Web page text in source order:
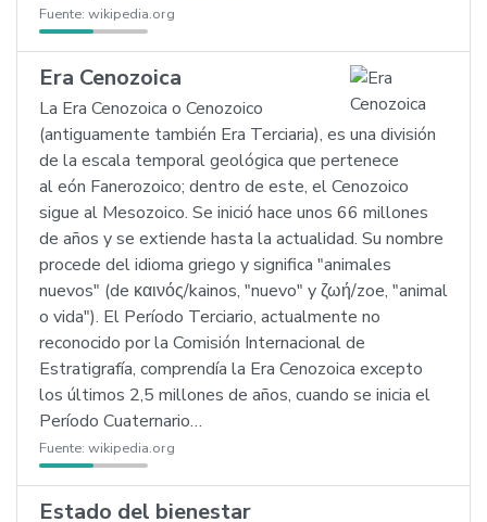
Fuente: wikipedia.org
Era Cenozoica
La Era Cenozoica o Cenozoico
(antiguamente también Era Terciaria), es una división
de la escala temporal geológica que pertenece
al eón Fanerozoico; dentro de este, el Cenozoico
sigue al Mesozoico. Se inició hace unos 66 millones
de años y se extiende hasta la actualidad. Su nombre
procede del idioma griego y significa "animales
nuevos" (de καινός/kainos, "nuevo" y ζωή/zoe, "animal
o vida"). El Período Terciario, actualmente no
reconocido por la Comisión Internacional de
Estratigrafía, comprendía la Era Cenozoica excepto
los últimos 2,5 millones de años, cuando se inicia el
Período Cuaternario…
Fuente: wikipedia.org
Estado del bienestar